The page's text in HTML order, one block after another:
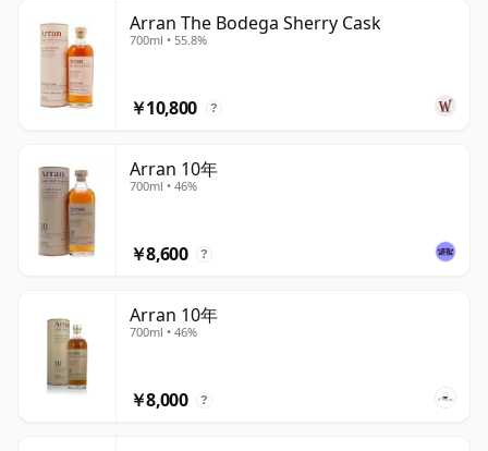
Arran The Bodega Sherry Cask
700ml • 55.8%
￥10,800 ?
Arran 10年
700ml • 46%
￥8,600 ?
Arran 10年
700ml • 46%
￥8,000 ?